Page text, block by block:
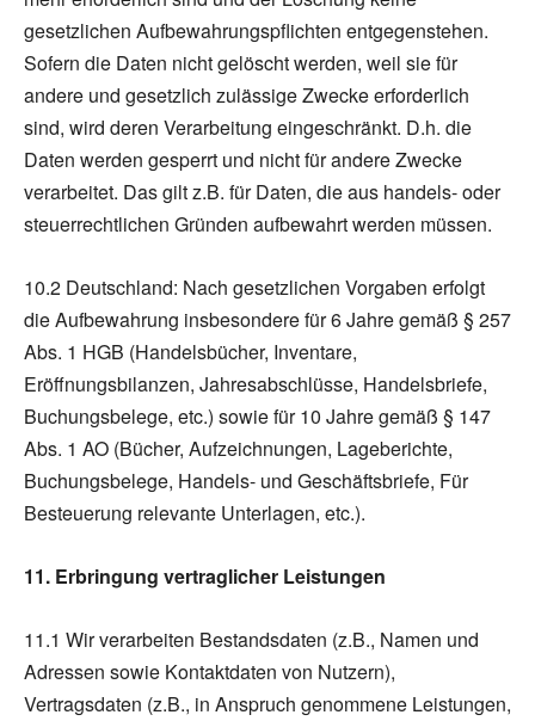
gesetzlichen Aufbewahrungspflichten entgegenstehen.
Sofern die Daten nicht gelöscht werden, weil sie für
andere und gesetzlich zulässige Zwecke erforderlich
sind, wird deren Verarbeitung eingeschränkt. D.h. die
Daten werden gesperrt und nicht für andere Zwecke
verarbeitet. Das gilt z.B. für Daten, die aus handels- oder
steuerrechtlichen Gründen aufbewahrt werden müssen.
10.2 Deutschland: Nach gesetzlichen Vorgaben erfolgt
die Aufbewahrung insbesondere für 6 Jahre gemäß § 257
Abs. 1 HGB (Handelsbücher, Inventare,
Eröffnungsbilanzen, Jahresabschlüsse, Handelsbriefe,
Buchungsbelege, etc.) sowie für 10 Jahre gemäß § 147
Abs. 1 AO (Bücher, Aufzeichnungen, Lageberichte,
Buchungsbelege, Handels- und Geschäftsbriefe, Für
Besteuerung relevante Unterlagen, etc.).
11. Erbringung vertraglicher Leistungen
11.1 Wir verarbeiten Bestandsdaten (z.B., Namen und
Adressen sowie Kontaktdaten von Nutzern),
Vertragsdaten (z.B., in Anspruch genommene Leistungen,